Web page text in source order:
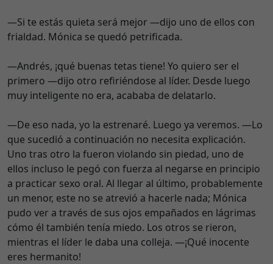
—Si te estás quieta será mejor —dijo uno de ellos con
frialdad. Mónica se quedó petrificada.
—Andrés, ¡qué buenas tetas tiene! Yo quiero ser el
primero —dijo otro refiriéndose al líder. Desde luego
muy inteligente no era, acababa de delatarlo.
—De eso nada, yo la estrenaré. Luego ya veremos. —Lo
que sucedió a continuación no necesita explicación.
Uno tras otro la fueron violando sin piedad, uno de
ellos incluso le pegó con fuerza al negarse en principio
a practicar sexo oral. Al llegar al último, probablemente
un menor, este no se atrevió a hacerle nada; Mónica
pudo ver a través de sus ojos empañados en lágrimas
cómo él también tenía miedo. Los otros se rieron,
mientras el líder le daba una colleja. —¡Qué inocente
eres hermanito!